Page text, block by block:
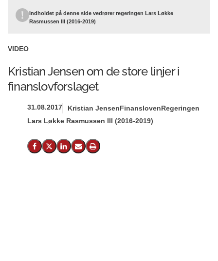
Indholdet på denne side vedrører regeringen Lars Løkke
Rasmussen III (2016-2019)
VIDEO
Kristian Jensen om de store linjer i
finanslovforslaget
31.08.2017 Kristian JensenFinanslovenRegeringen
Lars Løkke Rasmussen III (2016-2019)
Del på Facebook
Del på X (Twitter)
Del på LinkedIn
Send email
Print